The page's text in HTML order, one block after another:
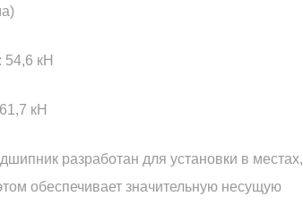
54,6 кН
кН
разработан для установки в местах,
обеспечивает значительную несущую